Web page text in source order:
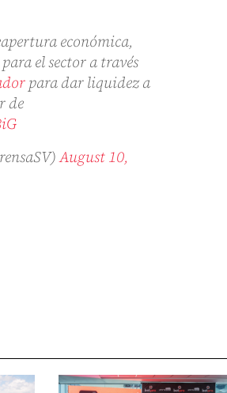
económica,
el sector a través
para dar liquidez a
de
August 10,